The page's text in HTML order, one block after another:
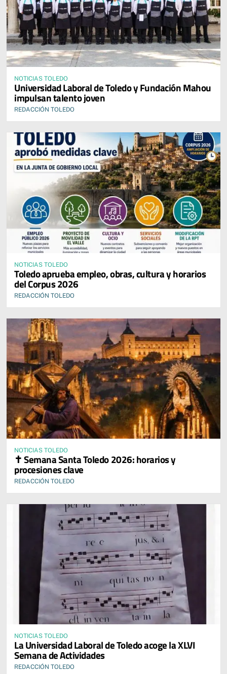
NOTICIAS TOLEDO
Universidad Laboral de Toledo y Fundación Mahou
impulsan talento joven
REDACCIÓN TOLEDO
NOTICIAS TOLEDO
Toledo aprueba empleo, obras, cultura y horarios
del Corpus 2026
REDACCIÓN TOLEDO
NOTICIAS TOLEDO
✝️ Semana Santa Toledo 2026: horarios y
procesiones clave
REDACCIÓN TOLEDO
NOTICIAS TOLEDO
La Universidad Laboral de Toledo acoge la XLVI
Semana de Actividades
REDACCIÓN TOLEDO